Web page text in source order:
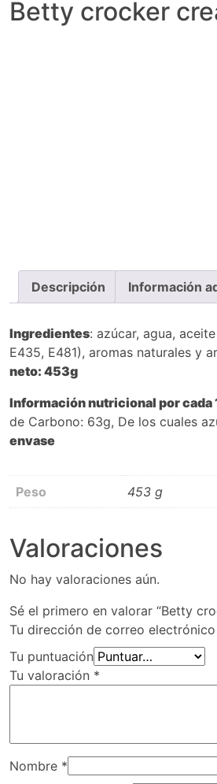
Betty crocker
Descripción Información
Ingredientes: azúcar, agua,
E435, E481), aromas naturales y
neto: 453g
Información nutricional por cada
de Carbono: 63g, De los cuales
envase
Peso 453 g
Valoraciones
No hay valoraciones aún.
Sé el primero en valorar “Betty
Tu dirección de correo
Tu puntuación
Tu valoración *
Nombre *